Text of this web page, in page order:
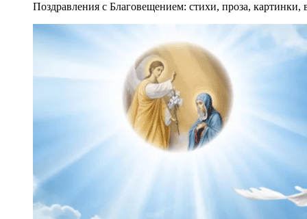
Поздравления с Благовещением: стихи, проза, картинки,